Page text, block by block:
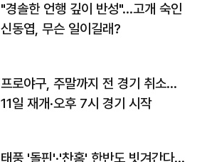
"경솔한 언행 깊이 반성"…고개 숙인
신동엽, 무슨 일이길래?
프로야구, 주말까지 전 경기 취소…
11일 재개·오후 7시 경기 시작
태풍 '돌핀'·'찬홈' 한반도 빗겨간다…